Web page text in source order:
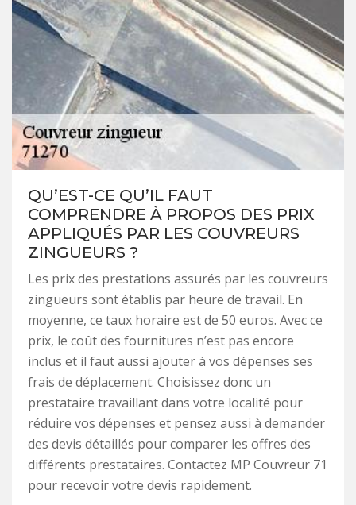
QU’EST-CE QU’IL FAUT
COMPRENDRE À PROPOS DES PRIX
APPLIQUÉS PAR LES COUVREURS
ZINGUEURS ?
Les prix des prestations assurés par les couvreurs
zingueurs sont établis par heure de travail. En
moyenne, ce taux horaire est de 50 euros. Avec ce
prix, le coût des fournitures n’est pas encore
inclus et il faut aussi ajouter à vos dépenses ses
frais de déplacement. Choisissez donc un
prestataire travaillant dans votre localité pour
réduire vos dépenses et pensez aussi à demander
des devis détaillés pour comparer les offres des
différents prestataires. Contactez MP Couvreur 71
pour recevoir votre devis rapidement.